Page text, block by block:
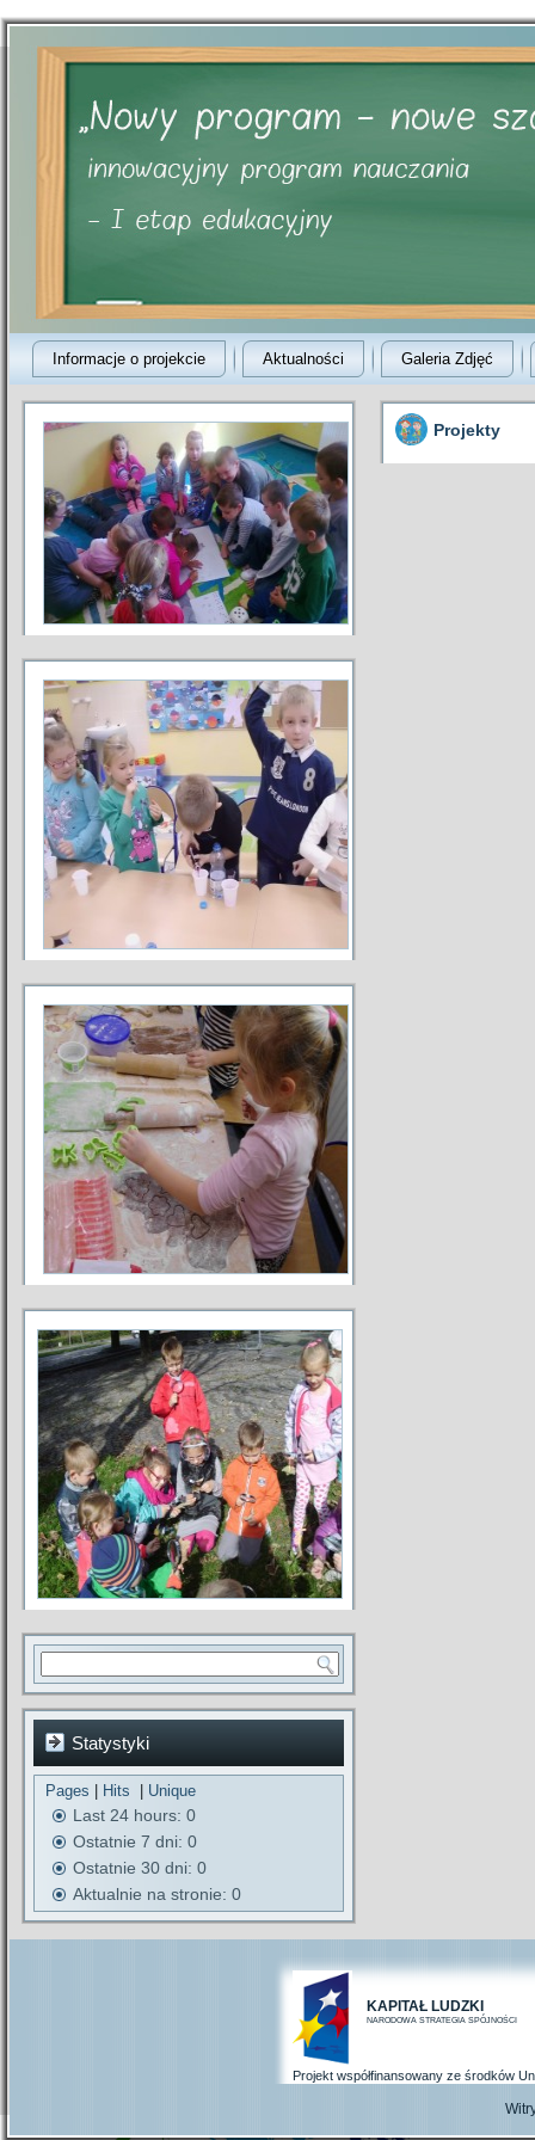
Informacje o projekcie Aktualności Galeria Zdjęć
Statystyki
Pages Hits Unique
Last 24 hours: 0
Ostatnie 7 dni: 0
Ostatnie 30 dni: 0
Aktualnie na stronie: 0
Projekty
KAPITAŁ LUDZKI
NARODOWA STRATEGIA SPÓJNOŚCI
Projekt współfinansowany ze środków